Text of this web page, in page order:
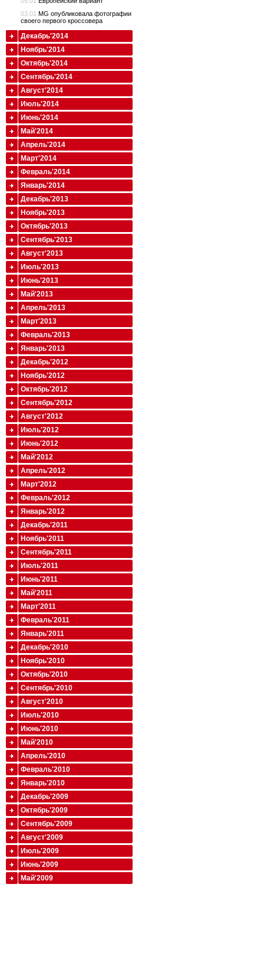
03.01 MG опубликовала фотографии
своего первого кроссовера
Декабрь'2014
Ноябрь'2014
Октябрь'2014
Сентябрь'2014
Август'2014
Июль'2014
Июнь'2014
Май'2014
Апрель'2014
Март'2014
Февраль'2014
Январь'2014
Декабрь'2013
Ноябрь'2013
Октябрь'2013
Сентябрь'2013
Август'2013
Июль'2013
Июнь'2013
Май'2013
Апрель'2013
Март'2013
Февраль'2013
Январь'2013
Декабрь'2012
Ноябрь'2012
Октябрь'2012
Сентябрь'2012
Август'2012
Июль'2012
Июнь'2012
Май'2012
Апрель'2012
Март'2012
Февраль'2012
Январь'2012
Декабрь'2011
Ноябрь'2011
Сентябрь'2011
Июль'2011
Июнь'2011
Май'2011
Март'2011
Февраль'2011
Январь'2011
Декабрь'2010
Ноябрь'2010
Октябрь'2010
Сентябрь'2010
Август'2010
Июль'2010
Июнь'2010
Май'2010
Апрель'2010
Февраль'2010
Январь'2010
Декабрь'2009
Октябрь'2009
Сентябрь'2009
Август'2009
Июль'2009
Июнь'2009
Май'2009